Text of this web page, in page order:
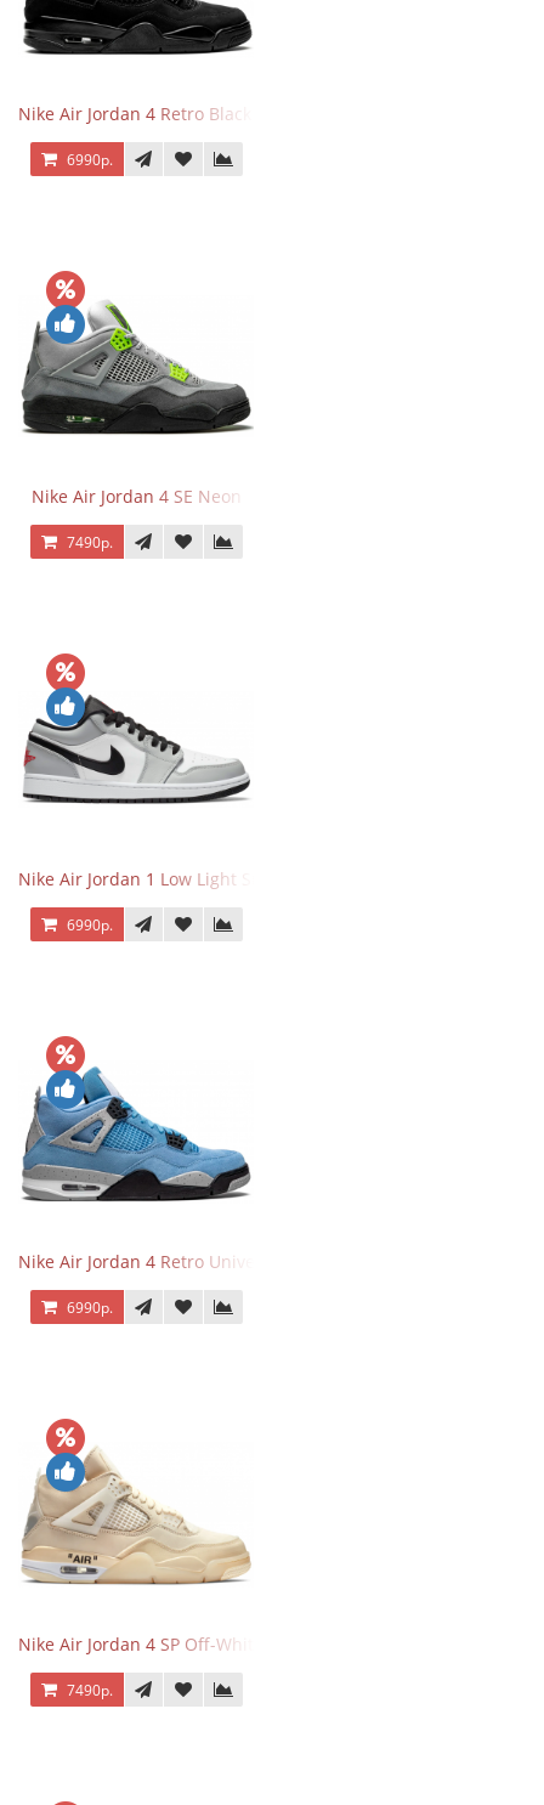
Nike Air Jordan 4 Retro Black Cat
6990р.
Nike Air Jordan 4 SE Neon
7490р.
Nike Air Jordan 1 Low Light Smoke Grey
6990р.
Nike Air Jordan 4 Retro University Blue
6990р.
Nike Air Jordan 4 SP Off-White Sail
7490р.